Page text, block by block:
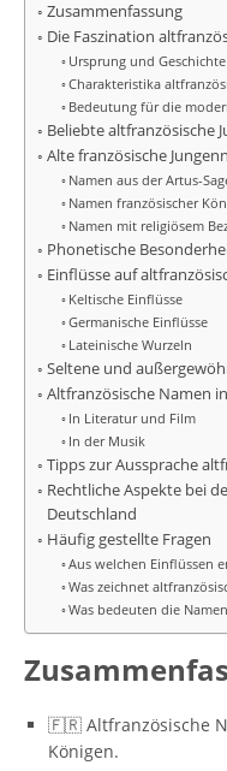
Zusammenfassung
Die Faszination
Ursprung und Geschichte
Charakteristika
Bedeutung für die
Beliebte altfranzösische
Alte französische
Namen aus der Artus-
Namen französischer
Namen mit religiösem
Phonetische
Einflüsse auf
Keltische Einflüsse
Germanische Einflüsse
Lateinische Wurzeln
Seltene und
Altfranzösische Namen
In Literatur und Film
In der Musik
Tipps zur Aussprache
Rechtliche Aspekte bei
Deutschland
Häufig gestellte Fragen
Aus welchen Einflüssen
Was zeichnet
Was bedeuten die
🇫🇷 Altfranzösische
Königen.